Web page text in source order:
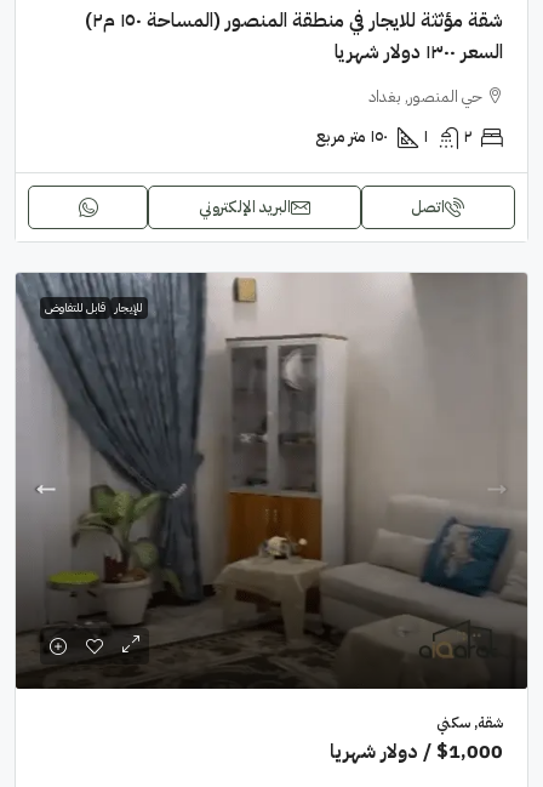
شقة مؤثثة للايجار في منطقة المنصور (المساحة ١٥٠ م٢)
السعر ١٣٠٠ دولار شهريا
حي المنصور, بغداد
٢ ١ ١٥٠ متر مربع
اتصل البريد الإلكتروني
للإيجار قابل للتفاوض
شقة, سكني
$1,000 / دولار شهريا